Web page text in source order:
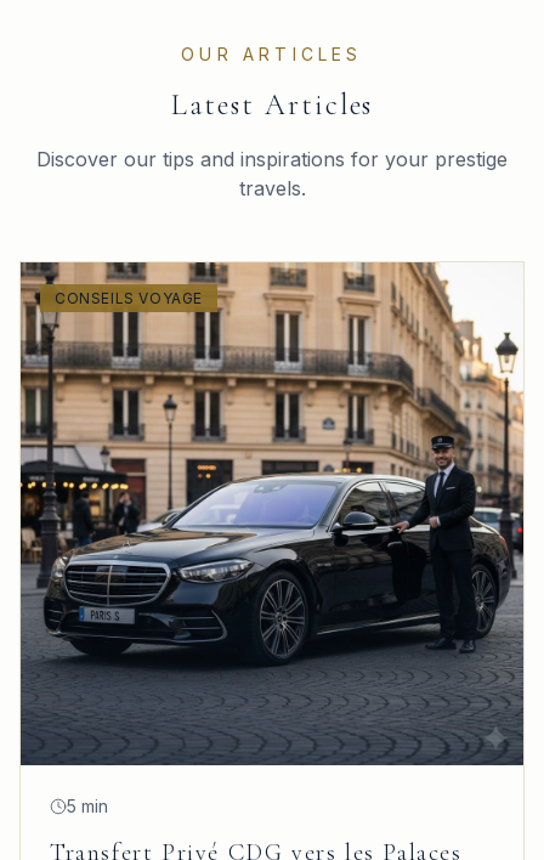
OUR ARTICLES
Latest Articles
Discover our tips and inspirations for your prestige
travels.
CONSEILS VOYAGE
5 min
Transfert Privé CDG vers les Palaces